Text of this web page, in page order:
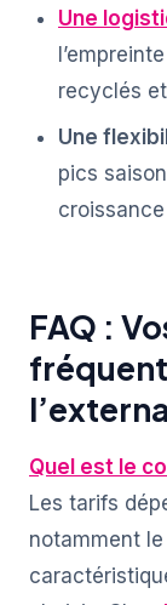
Une
recyclés
Une
pics
FAQ :
Quel est le
Les tarifs
notamment